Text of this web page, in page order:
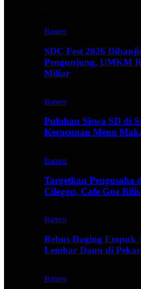
Banten
SDC Fest 2026
Pengunjung, UMKM
Miliar
Banten
Puluhan Siswa SD di
Keracunan Menu
Banten
Targetkan Pengusaha
Cilegon, Cafe Gue
Banten
Rebus Daging Empuk
Lembar Daun di
Banten